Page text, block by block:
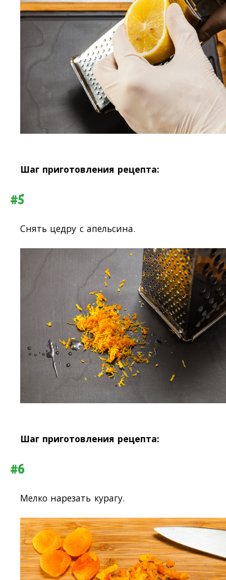
Шаг приготовления рецепта:
#5
Снять цедру с апельсина.
Шаг приготовления рецепта:
#6
Мелко нарезать курагу.